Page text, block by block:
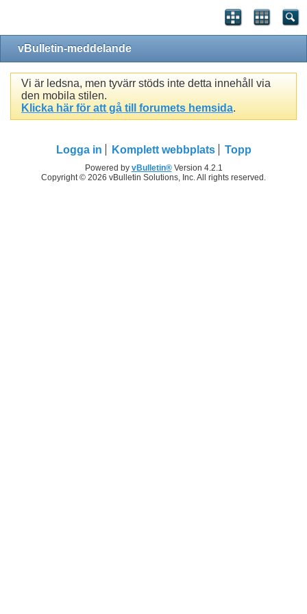
vBulletin-meddelande
Vi är ledsna, men tyvärr stöds inte detta innehåll via
den mobila stilen.
Klicka här för att gå till forumets hemsida.
Logga in Komplett webbplats Topp
Powered by vBulletin®Version 4.2.1
Copyright © 2026 vBulletin Solutions, Inc. All rights reserved.